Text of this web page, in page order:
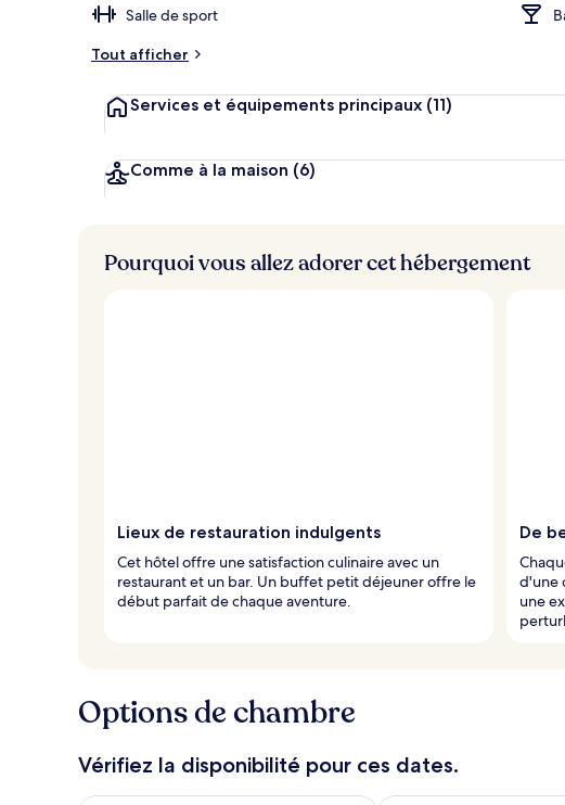
Salle de sport
Tout afficher
Services et équipements principaux (11)
Comme à la maison (6)
Pourquoi vous allez adorer cet hébergement
Lieux de restauration indulgents
Cet hôtel offre une satisfaction culinaire avec un
restaurant et un bar. Un buffet petit déjeuner offre le
début parfait de chaque aventure.
De
d'une
une
Options de chambre
Vérifiez la disponibilité pour ces dates.